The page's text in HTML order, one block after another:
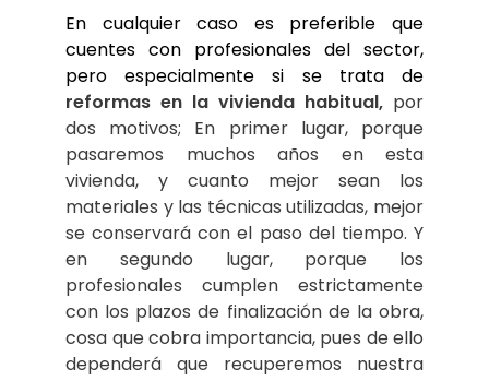
En cualquier caso es preferible que
cuentes con profesionales del sector,
reformas en la vivienda habitual, por
dos motivos; En primer lugar, porque
pasaremos muchos años en esta
vivienda, y cuanto mejor sean los
materiales y las técnicas utilizadas, mejor
se conservará con el paso del tiempo. Y
en segundo lugar, porque los
profesionales cumplen estrictamente
con los plazos de finalización de la obra,
cosa que cobra importancia, pues de ello
dependerá que recuperemos nuestra